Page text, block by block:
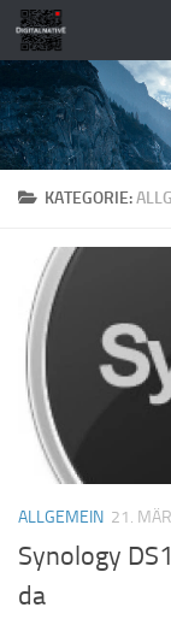
Zum Inhalt
KATEGORIE:
ALLGEMEIN 21.
Synology
da